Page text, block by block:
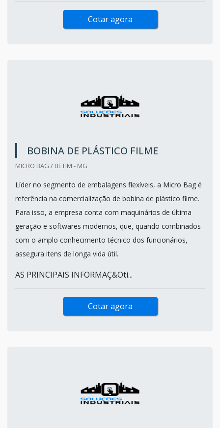
Cotar agora
BOBINA DE PLÁSTICO FILME
MICRO BAG / BETIM - MG
Líder no segmento de embalagens flexíveis, a Micro Bag é
referência na comercialização de bobina de plástico filme.
Para isso, a empresa conta com maquinários de última
geração e softwares modernos, que, quando combinados
com o amplo conhecimento técnico dos funcionários,
assegura itens de longa vida útil.
AS PRINCIPAIS INFORMAÇ&Oti...
Cotar agora